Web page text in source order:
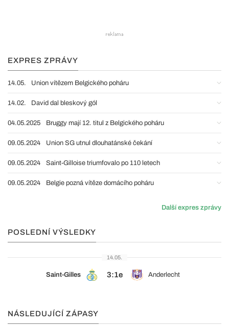
EXPRES ZPRÁVY
14.05. Union vítězem Belgického poháru
14.02. David dal bleskový gól
04.05.2025 Bruggy mají 12. titul z Belgického poháru
09.05.2024 Union SG utnul dlouhatánské čekání
09.05.2024 Saint-Gilloise triumfovalo po 110 letech
09.05.2024 Belgie pozná vítěze domácího poháru
Další expres zprávy
POSLEDNÍ VÝSLEDKY
14.05.
Saint-Gilles 3:1e Anderlecht
NÁSLEDUJÍCÍ ZÁPASY